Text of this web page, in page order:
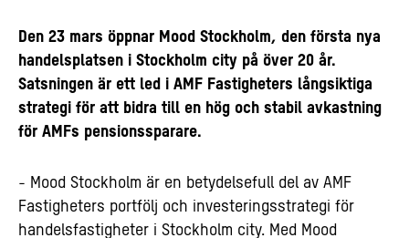
Den 23 mars öppnar Mood Stockholm, den första nya
handelsplatsen i Stockholm city på över 20 år.
Satsningen är ett led i AMF Fastigheters långsiktiga
strategi för att bidra till en hög och stabil avkastning
för AMFs pensionssparare.
- Mood Stockholm är en betydelsefull del av AMF
Fastigheters portfölj och investeringsstrategi för
handelsfastigheter i Stockholm city. Med Mood